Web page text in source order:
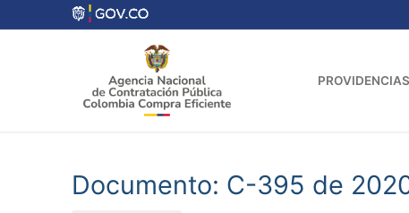
al
Documento: C-395 de